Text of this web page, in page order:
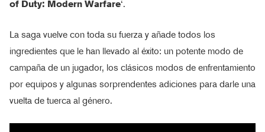
of Duty: Modern Warfare‘.
La saga vuelve con toda su fuerza y añade todos los
ingredientes que le han llevado al éxito: un potente modo de
campaña de un jugador, los clásicos modos de enfrentamiento
por equipos y algunas sorprendentes adiciones para darle una
vuelta de tuerca al género.